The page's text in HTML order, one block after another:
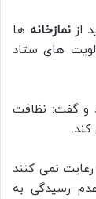
ازنمازخانه ها
های ستاد
و گفت: نظافت
کند.
رعایت نمی کنند
رسیدگی به